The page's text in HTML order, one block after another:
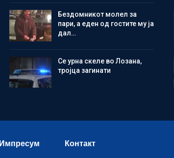
Бездомникот молел за
пари, а еден од гостите му ја
дал…
Се урна скеле во Лозана,
тројца загинати
Импресум Контакт